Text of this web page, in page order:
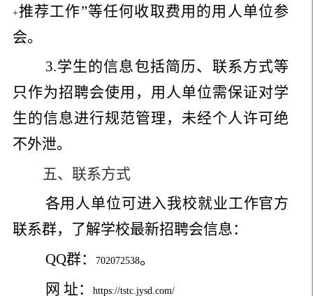
+推荐工作”等任何收取费用的用人单位参
会。
3.学生的信息包括简历、联系方式等
只作为招聘会使用，用人单位需保证对学
生的信息进行规范管理，未经个人许可绝
不外泄。
五、联系方式
各用人单位可进入我校就业工作官方
联系群，了解学校最新招聘会信息：
QQ群： 702072538。
网 址：
https://tstc.jysd.com/